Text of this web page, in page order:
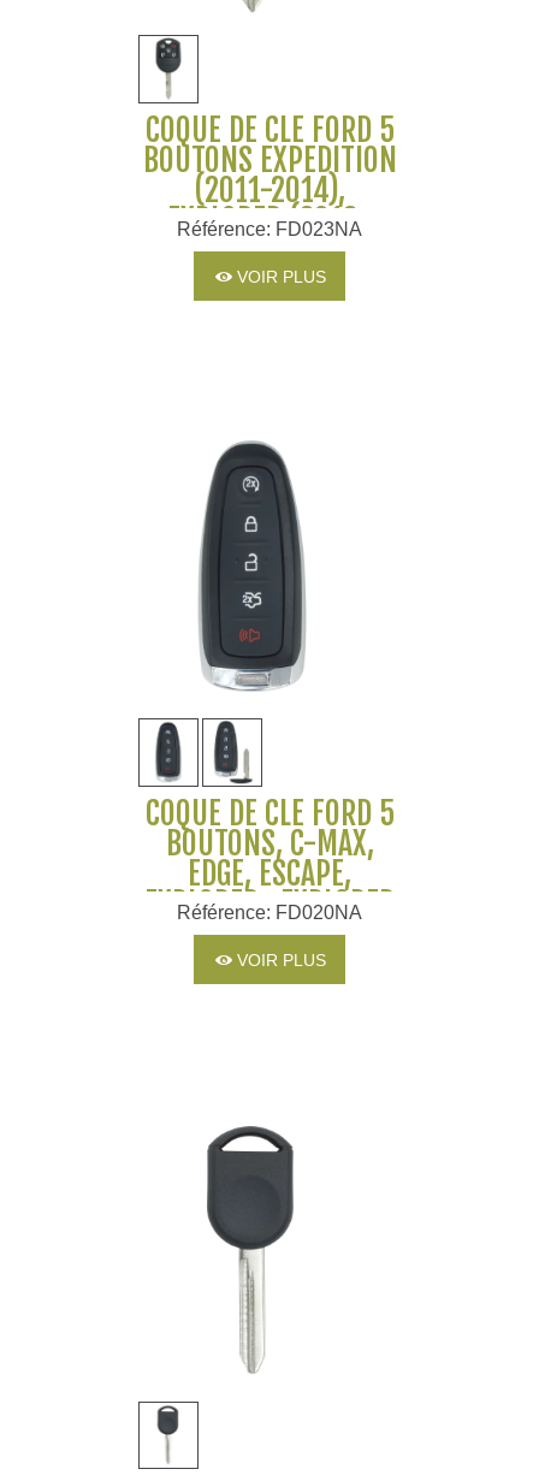
COQUE DE CLÉ FORD 5
BOUTONS EXPEDITION
(2011-2014),
EXPLORER (2013-
2015), FLEX (2013-
2017), TAURUS
Référence: FD023NA
VOIR PLUS
COQUE DE CLÉ FORD 5
BOUTONS, C-MAX,
EDGE, ESCAPE,
EXPLORER , EXPLORER
PLATINIUM, FLEX,
FOCUS, FOCUS BEV,
TAURUS
Référence: FD020NA
VOIR PLUS